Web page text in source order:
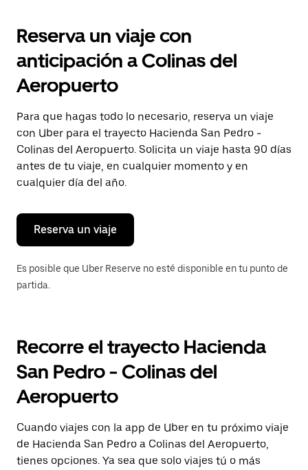
el
y
selecciona
una
Presiona
la
tecla Esc
para
cerrar
el
calendario.
Reserva un viaje con
anticipación a Colinas del
Aeropuerto
Para que hagas todo lo necesario, reserva un viaje
con Uber para el trayecto Hacienda San Pedro -
Colinas del Aeropuerto. Solicita un viaje hasta 90 días
antes de tu viaje, en cualquier momento y en
cualquier día del año.
Reserva un viaje
Es posible que Uber Reserve no esté disponible en tu punto de
partida.
Recorre el trayecto Hacienda
San Pedro - Colinas del
Aeropuerto
Cuando viajes con la app de Uber en tu próximo viaje
de Hacienda San Pedro a Colinas del Aeropuerto,
tienes opciones. Ya sea que solo viajes tú o más